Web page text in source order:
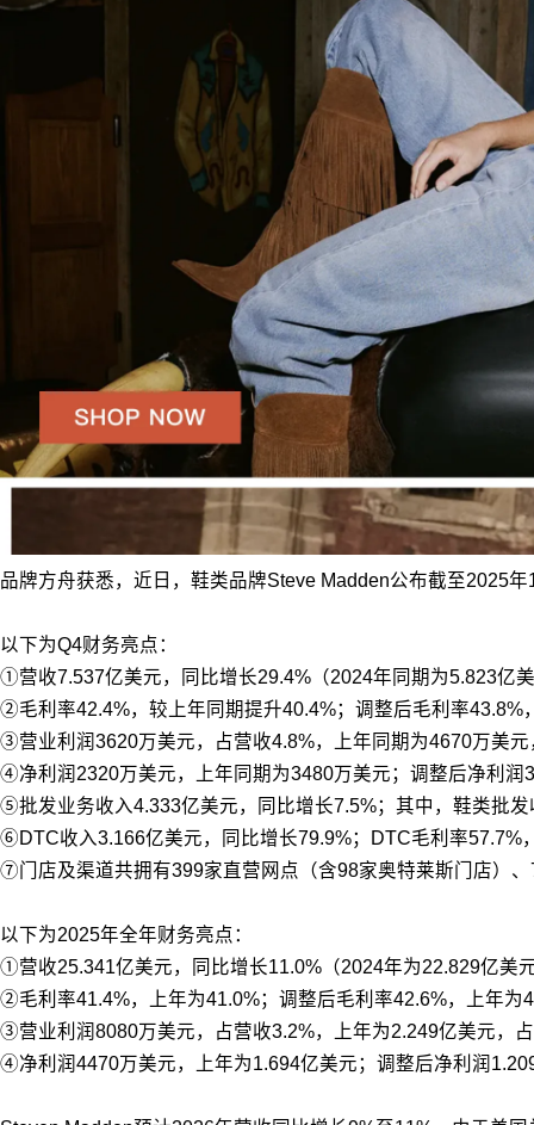
品牌方舟获悉，近日，鞋类品牌Steve Madden公布截至2025
以下为Q4财务亮点：
①营收7.537亿美元，同比增长29.4%（2024年同期为5.823亿
②毛利率42.4%，较上年同期提升40.4%；调整后毛利率43.8%
③营业利润3620万美元，占营收4.8%，上年同期为4670万美
④净利润2320万美元，上年同期为3480万美元；调整后净利润
⑤批发业务收入4.333亿美元，同比增长7.5%；其中，鞋类批
⑥DTC收入3.166亿美元，同比增长79.9%；DTC毛利率57.7%
⑦门店及渠道共拥有399家直营网点（含98家奥特莱斯门店）
以下为2025年全年财务亮点：
①营收25.341亿美元，同比增长11.0%（2024年为22.829亿美
②毛利率41.4%，上年为41.0%；调整后毛利率42.6%，上年为
③营业利润8080万美元，占营收3.2%，上年为2.249亿美元，
④净利润4470万美元，上年为1.694亿美元；调整后净利润